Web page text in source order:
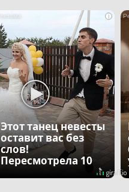
i
Этот танец невесты
оставит вас без
слов!
Пересмотрела 10